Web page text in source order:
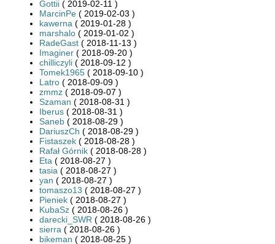
Gottii ( 2019-02-11 )
MarcinPe ( 2019-02-03 )
kawerna ( 2019-01-28 )
marshalo ( 2019-01-02 )
RadeGast ( 2018-11-13 )
Imaginer ( 2018-09-20 )
chilliczyli ( 2018-09-12 )
Tomek1965 ( 2018-09-10 )
Latro ( 2018-09-09 )
zmmz ( 2018-09-07 )
Szaman ( 2018-08-31 )
Iberus ( 2018-08-31 )
Saneb ( 2018-08-29 )
DariuszCh ( 2018-08-29 )
Fistaszek ( 2018-08-28 )
Rafał Górnik ( 2018-08-28 )
Eta ( 2018-08-27 )
tasia ( 2018-08-27 )
yan ( 2018-08-27 )
tomaszo13 ( 2018-08-27 )
Pieniek ( 2018-08-27 )
KubaSz ( 2018-08-26 )
darecki_SWR ( 2018-08-26 )
sierra ( 2018-08-26 )
bikeman ( 2018-08-25 )